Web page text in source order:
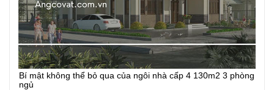
Bí mật không thể bỏ qua của ngôi nhà cấp 4 130m2 3 phòng
ngủ